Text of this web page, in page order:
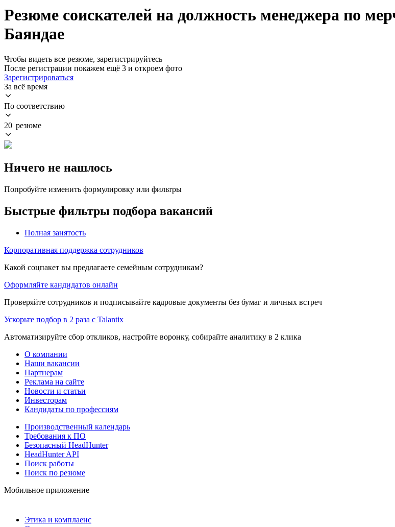
Резюме соискателей на должность менеджера по
Баяндае
Чтобы видеть все резюме, зарегистрируйтесь
После регистрации покажем ещё 3 и откроем фото
Зарегистрироваться
За всё время
По соответствию
20 резюме
Ничего не нашлось
Попробуйте изменить формулировку или фильтры
Быстрые фильтры подбора вакансий
Полная занятость
Корпоративная поддержка сотрудников
Какой соцпакет вы предлагаете семейным сотрудникам?
Оформляйте кандидатов онлайн
Проверяйте сотрудников и подписывайте кадровые документы без бумаг и личных встреч
Ускорьте подбор в 2 раза с Talantix
Автоматизируйте сбор откликов, настройте воронку, собирайте аналитику в 2 клика
О компании
Наши вакансии
Партнерам
Реклама на сайте
Новости и статьи
Инвесторам
Кандидаты по профессиям
Производственный календарь
Требования к ПО
Безопасный HeadHunter
HeadHunter API
Поиск работы
Поиск по резюме
Мобильное приложение
Этика и комплаенс